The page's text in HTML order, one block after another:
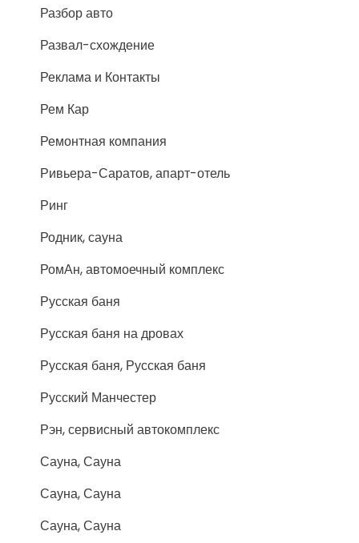
Разбор авто
Развал-схождение
Реклама и Контакты
Рем Кар
Ремонтная компания
Ривьера-Саратов, апарт-отель
Ринг
Родник, сауна
РомАн, автомоечный комплекс
Русская баня
Русская баня на дровах
Русская баня, Русская баня
Русский Манчестер
Рэн, сервисный автокомплекс
Сауна, Сауна
Сауна, Сауна
Сауна, Сауна